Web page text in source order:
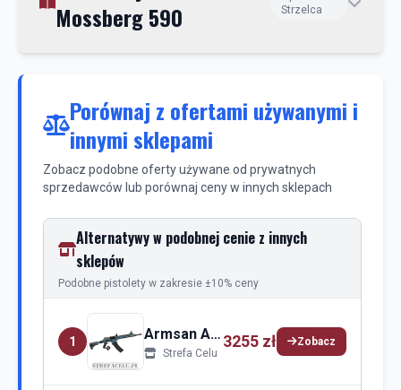
Mossberg 590
Strzelca
Porównaj z ofertami używanymi i
innymi sklepami
Zobacz podobne oferty używane od prywatnych
sprzedawców lub porównaj ceny w innych sklepach
Alternatywy w podobnej cenie z innych
sklepów
Podobne pistolety w zakresie ±10% ceny
1 Armsan Armsan RS-23
Strefa Celu
3255 zł Zobacz